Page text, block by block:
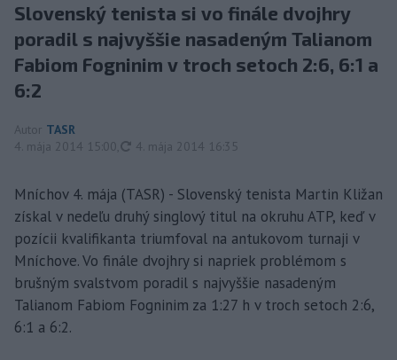
Slovenský tenista si vo finále dvojhry
poradil s najvyššie nasadeným Talianom
Fabiom Fogninim v troch setoch 2:6, 6:1 a
6:2
Autor TASR
4. mája 2014 15:00
aktualizované
4. mája 2014 16:35
Mníchov 4. mája (TASR) - Slovenský tenista Martin Kližan
získal v nedeľu druhý singlový titul na okruhu ATP, keď v
pozícii kvalifikanta triumfoval na antukovom turnaji v
Mníchove. Vo finále dvojhry si napriek problémom s
brušným svalstvom poradil s najvyššie nasadeným
Talianom Fabiom Fogninim za 1:27 h v troch setoch 2:6,
6:1 a 6:2.